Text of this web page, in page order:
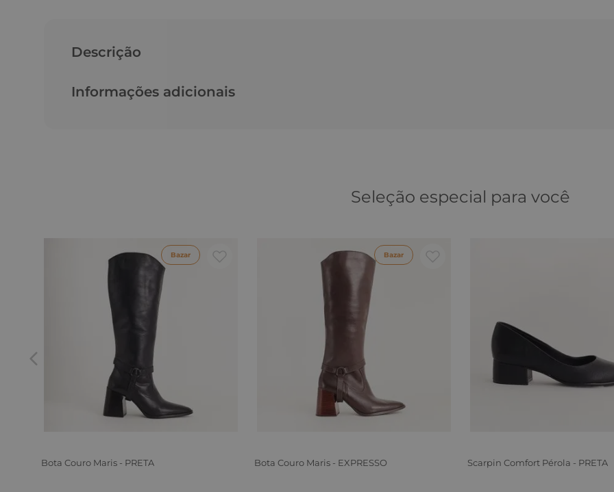
Descrição
Informações adicionais
Seleção especial para você
Bazar
Bota Couro Maris - PRETA
Bazar
Bota Couro Maris - EXPRESSO Scarpin Comfort Pérola - PRETA